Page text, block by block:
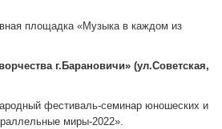
площадка «Музыка в каждом из
г.Барановичи» (ул.Советская,
фестиваль-семинар юношеских и
миры-2022».